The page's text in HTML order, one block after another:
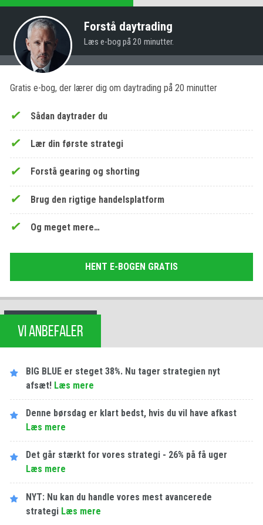
Forstå daytrading
Læs e-bog på 20 minutter.
Gratis e-bog, der lærer dig om daytrading på 20 minutter
Sådan daytrader du
Lær din første strategi
Forstå gearing og shorting
Brug den rigtige handelsplatform
Og meget mere…
HENT E-BOGEN GRATIS
VI ANBEFALER
BIG BLUE er steget 38%. Nu tager strategien nyt
afsæt! Læs mere
Denne børsdag er klart bedst, hvis du vil have afkast
Læs mere
Det går stærkt for vores strategi - 26% på få uger
Læs mere
NYT: Nu kan du handle vores mest avancerede
strategi Læs mere